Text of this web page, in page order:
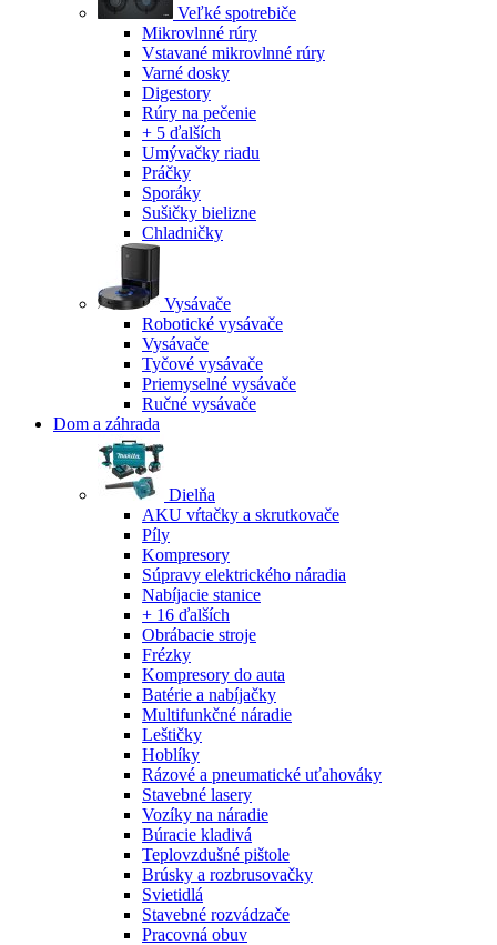
Veľké spotrebiče
Mikrovlnné rúry
Vstavané mikrovlnné rúry
Varné dosky
Digestory
Rúry na pečenie
+ 5 ďalších
Umývačky riadu
Práčky
Sporáky
Sušičky bielizne
Chladničky
Vysávače
Robotické vysávače
Vysávače
Tyčové vysávače
Priemyselné vysávače
Ručné vysávače
Dom a záhrada
Dielňa
AKU vŕtačky a skrutkovače
Píly
Kompresory
Súpravy elektrického náradia
Nabíjacie stanice
+ 16 ďalších
Obrábacie stroje
Frézky
Kompresory do auta
Batérie a nabíjačky
Multifunkčné náradie
Leštičky
Hoblíky
Rázové a pneumatické uťahováky
Stavebné lasery
Vozíky na náradie
Búracie kladivá
Teplovzdušné pištole
Brúsky a rozbrusovačky
Svietidlá
Stavebné rozvádzače
Pracovná obuv